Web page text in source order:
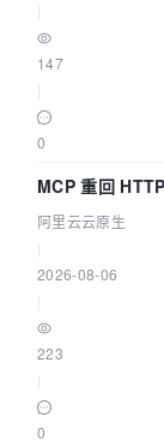
147
0
MCP 重回
阿里云云原生
2026-08-06
223
0